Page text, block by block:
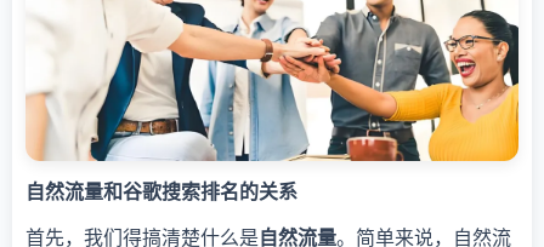
自然流量和谷歌搜索排名的关系
首先，我们得搞清楚什么是自然流量。简单来说，自然流